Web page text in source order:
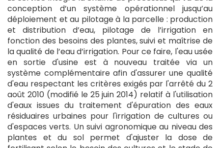
conception d’un système opérationnel jusqu’au
déploiement et au pilotage à la parcelle : production
et distribution d’eau, pilotage de l’irrigation en
fonction des besoins des plantes, suivi et maîtrise de
la qualité de l’eau d’irrigation. Pour ce faire, l'eau usée
en sortie d'usine est à nouveau traitée via un
système complémentaire afin d'assurer une qualité
d'eau respectant les critères exigés par l'arrêté du 2
août 2010 (modifié le 25 juin 2014) relatif à l'utilisation
d'eaux issues du traitement d'épuration des eaux
résiduaires urbaines pour l'irrigation de cultures ou
d'espaces verts. Un suivi agronomique au niveau des
plantes et du sol permet d'ajuster la dose de